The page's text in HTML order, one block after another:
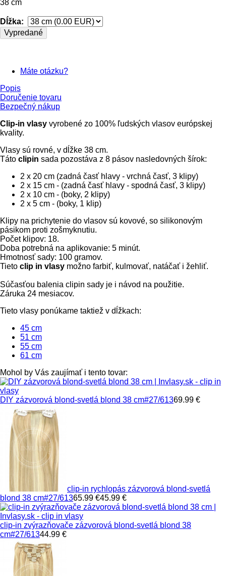
38 cm
Dĺžka:
Vypredané
Máte otázku?
Popis
Doručenie tovaru
Bezpečný nákup
Clip-in vlasy vyrobené zo 100% ľudských vlasov európskej
kvality.
Vlasy sú rovné, v dĺžke 38 cm.
Táto clipin sada pozostáva z 8 pásov nasledovných šírok:
2 x 20 cm (zadná časť hlavy - vrchná časť, 3 klipy)
2 x 15 cm - (zadná časť hlavy - spodná časť, 3 klipy)
2 x 10 cm - (boky, 2 klipy)
2 x 5 cm - (boky, 1 klip)
Klipy na prichytenie do vlasov sú kovové, so silikonovým
pásikom proti zošmyknutiu.
Počet klipov: 18.
Doba potrebná na aplikovanie: 5 minút.
Hmotnosť sady: 100 gramov.
Tieto clip in vlasy možno farbiť, kulmovať, natáčať i žehliť.
Súčasťou balenia clipin sady je i návod na použitie.
Záruka 24 mesiacov.
Tieto vlasy ponúkame taktiež v dĺžkach:
45 cm
51 cm
55 cm
61 cm
Mohol by Vás zaujímať i tento tovar:
DIY zázvorová blond-svetlá blond 38 cm#27/61369.99 €
clip-in rychlopás zázvorová blond-svetlá
blond 38 cm#27/61365.99 €45.99 €
clip-in zvýrazňovače zázvorová blond-svetlá blond 38
cm#27/61344.99 €